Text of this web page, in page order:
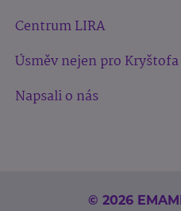
Centrum LIRA
Úsměv nejen pro Kryštofa
Napsali o nás
© 2026